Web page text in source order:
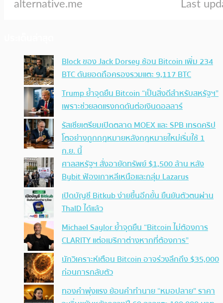
Block ของ Jack Dorsey ช้อน Bitcoin เพิ่ม 234
BTC ดันยอดถือครองรวมแตะ 9,117 BTC
Trump ย้ำจุดยืน Bitcoin “เป็นสิ่งดีสำหรับสหรัฐฯ”
เพราะช่วยลดแรงกดดันต่อเงินดอลลาร์
รัสเซียเตรียมเปิดตลาด MOEX และ SPB เทรดคริป
โตอย่างถูกกฎหมายหลังกฎหมายใหม่เริ่มใช้ 1
ก.ย. นี้
ศาลสหรัฐฯ สั่งอายัดทรัพย์ $1,500 ล้าน หลัง
Bybit ฟ้องเกาหลีเหนือและกลุ่ม Lazarus
เปิดบัญชี Bitkub ง่ายขึ้นอีกขั้น ยืนยันตัวตนผ่าน
ThaID ได้แล้ว
Michael Saylor ย้ำจุดยืน “Bitcoin ไม่ต้องการ
CLARITY แต่อเมริกาต่างหากที่ต้องการ”
นักวิเคราะห์เตือน Bitcoin อาจร่วงลึกถึง $35,000
ก่อนการกลับตัว
ทองคำพุ่งแรง ย้อนคำทำนาย “หมอปลาย” ราคา